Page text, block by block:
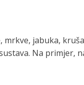
jabuka,
Na primjer,